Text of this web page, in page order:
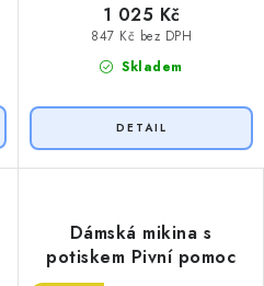
Skladem
847 Kč bez DPH
1 025 Kč
Dámská mikina s
potiskem Pivní pomoc